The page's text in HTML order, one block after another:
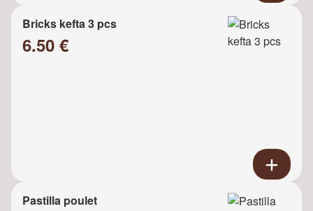
Bricks kefta 3 pcs
6.50 €
Pastilla poulet